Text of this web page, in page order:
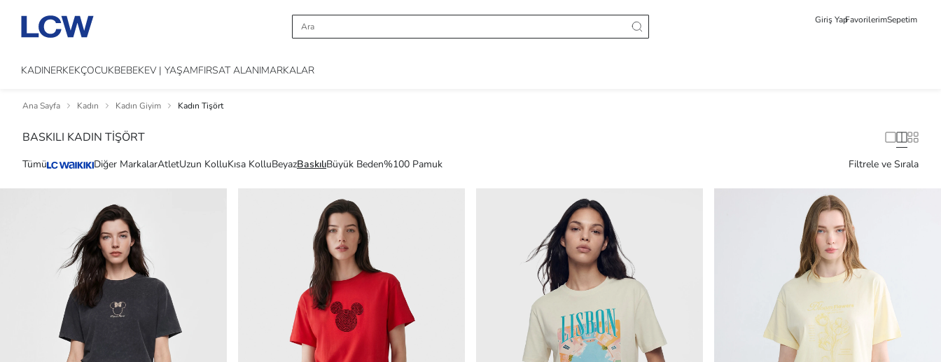
Giriş YapFavorilerimSepetim
KADINERKEKÇOCUKBEBEKEV | YAŞAMFIRSAT ALANIMARKALAR
Ana Sayfa Kadın Kadın Giyim Kadın Tişört
BASKILI KADIN TİŞÖRT
Tümü Diğer MarkalarAtletUzun KolluKısa KolluBeyazBaskılıBüyük Beden%100 Pamuk Filtrele ve Sırala